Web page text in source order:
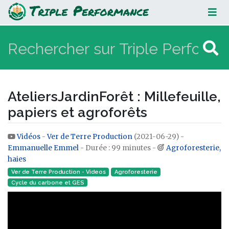
AteliersJardinForêt : Millefeuille,
papiers et agroforêts
AteliersJardinForêt : Millefeuille,
papiers et agroforêts
Aller à :navigation,rechercher
Vidéos -Ver de Terre Production (2021-06-29) -
Emmanuelle Emmel - Durée : 99 minutes -
Agroforesterie,
haies
Ver de Terre Production - Videos
Agroforesterie
Cycle du carbone et GES